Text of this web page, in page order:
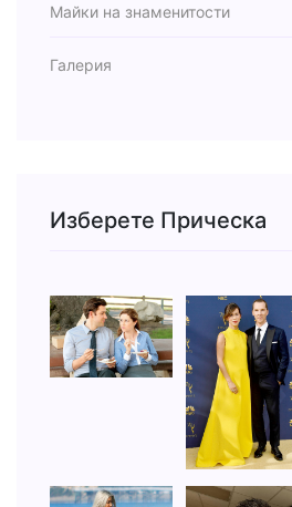
Майки на знаменитости
Галерия
Изберете Прическа